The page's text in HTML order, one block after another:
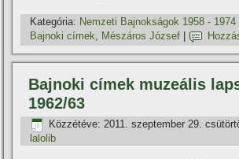
Kategória: Nemzeti Bajnokságok 1958 - 1974
Bajnoki cí­mek, Mészáros József
Bajnoki cí­mek muzeális
1962/63
Közzétéve: 2011. szeptember 29.
lalolib